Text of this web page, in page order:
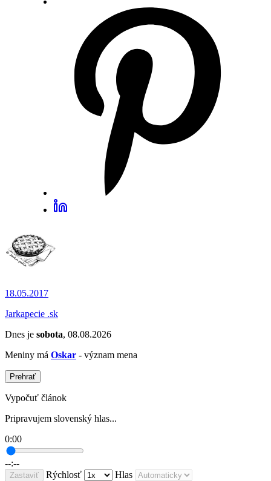
18.05.2017
Jarkapecie .sk
Dnes je sobota, 08.08.2026
Meniny má Oskar - význam mena
Prehrať
Vypočuť článok
Pripravujem slovenský hlas...
0:00
--:--
Zastaviť Rýchlosť Hlas